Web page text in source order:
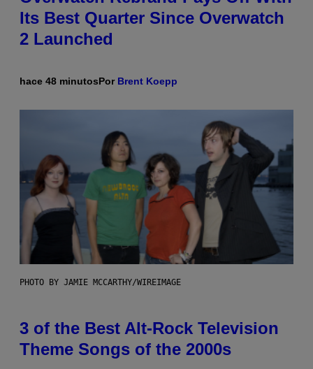
Its Best Quarter Since Overwatch
2 Launched
hace 48 minutosPor Brent Koepp
PHOTO BY JAMIE MCCARTHY/WIREIMAGE
3 of the Best Alt-Rock Television
Theme Songs of the 2000s